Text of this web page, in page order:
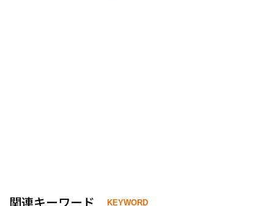
関連キーワード KEYWORD